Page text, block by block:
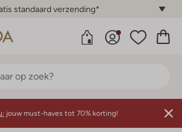
standaard verzending*
jouw must-haves tot 70% korting!